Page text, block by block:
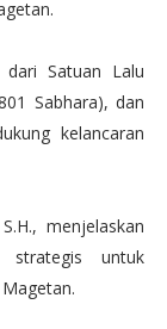
dari Satuan Lalu
Sabhara), dan
kelancaran
menjelaskan
untuk